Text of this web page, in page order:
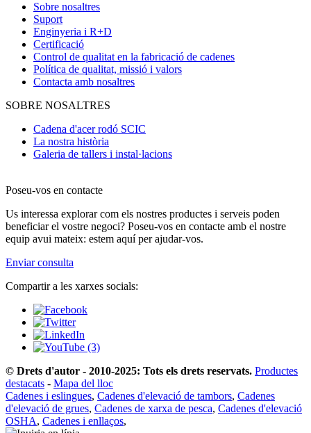
Sobre nosaltres
Suport
Enginyeria i R+D
Certificació
Control de qualitat en la fabricació de cadenes
Política de qualitat, missió i valors
Contacta amb nosaltres
SOBRE NOSALTRES
Cadena d'acer rodó SCIC
La nostra història
Galeria de tallers i instal·lacions
Poseu-vos en contacte
Us interessa explorar com els nostres productes i serveis poden
beneficiar el vostre negoci? Poseu-vos en contacte amb el nostre
equip avui mateix: estem aquí per ajudar-vos.
Enviar consulta
Compartir a les xarxes socials:
© Drets d'autor - 2010-2025: Tots els drets reservats. Productes
destacats - Mapa del lloc
Cadenes i eslingues, Cadenes d'elevació de tambors, Cadenes
d'elevació de grues, Cadenes de xarxa de pesca, Cadenes d'elevació
OSHA, Cadenes i enllaços,